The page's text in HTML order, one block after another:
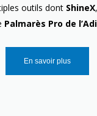
outils dont ShineX,
Palmarès Pro de
En savoir plus